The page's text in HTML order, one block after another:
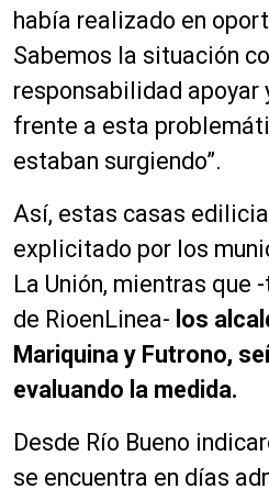
había realizado en
Sabemos la situación
responsabilidad apoyar
frente a esta
estaban surgiendo”.
Así, estas casas
explicitado por los
La Unión, mientras que
de RioenLinea- los
Mariquina y Futrono,
evaluando la medida.
Desde Río Bueno
se encuentra en días